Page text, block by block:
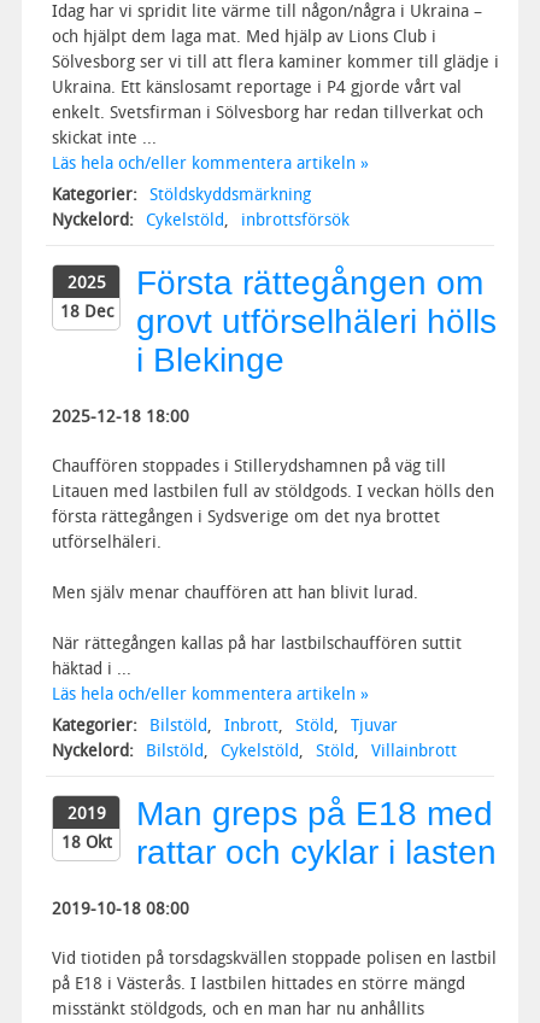
Idag har vi spridit lite värme till någon/några i Ukraina –
och hjälpt dem laga mat. Med hjälp av Lions Club i
Sölvesborg ser vi till att flera kaminer kommer till glädje i
Ukraina. Ett känslosamt reportage i P4 gjorde vårt val
enkelt. Svetsfirman i Sölvesborg har redan tillverkat och
skickat inte ...
Läs hela och/eller kommentera artikeln »
Kategorier: Stöldskyddsmärkning
Nyckelord: Cykelstöld, inbrottsförsök
2025
18 Dec
Första rättegången om
grovt utförselhäleri hölls
i Blekinge
2025-12-18 18:00
Chauffören stoppades i Stillerydshamnen på väg till
Litauen med lastbilen full av stöldgods. I veckan hölls den
första rättegången i Sydsverige om det nya brottet
utförselhäleri.
Men själv menar chauffören att han blivit lurad.
När rättegången kallas på har lastbilschauffören suttit
häktad i ...
Läs hela och/eller kommentera artikeln »
Kategorier:
Bilstöld, Inbrott, Stöld,
Tjuvar
Nyckelord:
Bilstöld, Cykelstöld, Stöld, Villainbrott
2019
18 Okt
Man greps på E18 med
rattar och cyklar i lasten
2019-10-18 08:00
Vid tiotiden på torsdagskvällen stoppade polisen en lastbil
på E18 i Västerås. I lastbilen hittades en större mängd
misstänkt stöldgods, och en man har nu anhållits